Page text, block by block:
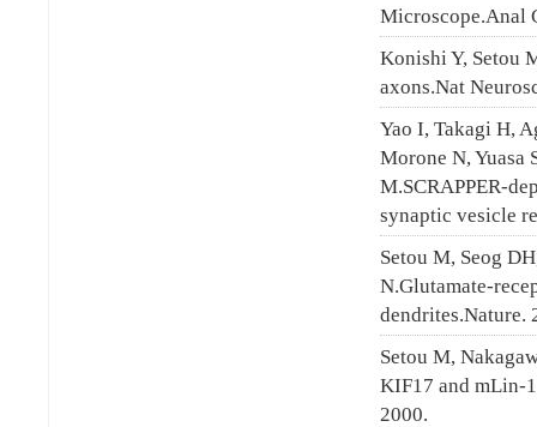
Microscope.Anal
Konishi Y, Setou
axons.Nat
Yao I, Takagi H,
Morone N, Yuasa
M.SCRAPPER-
synaptic vesicle
Setou M, Seog
N.Glutamate-
dendrites.Nature.
Setou M,
KIF17 and mLin-
2000.